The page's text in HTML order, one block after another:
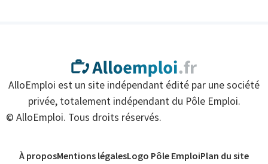
AlloEmploi est un site indépendant édité par une société
privée, totalement indépendant du Pôle Emploi.
© AlloEmploi. Tous droits réservés.
À proposMentions légalesLogo Pôle EmploiPlan du site